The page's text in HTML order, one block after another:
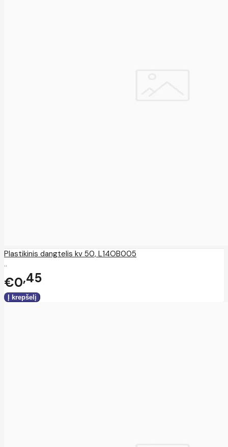
Plastikinis dangtelis kv 50, L14OB005
..
€0 45